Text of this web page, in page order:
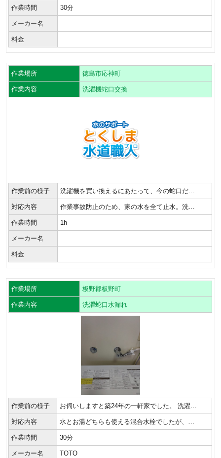
作業時間 30分
メーカー名
料金
作業場所 徳島市応神町
作業内容 洗濯機蛇口交換
作業前の様子 洗濯機を買い換えるにあたって、今の蛇口だ…
対応内容 作業事故防止のため、家の水を全て止水。洗…
作業時間 1h
メーカー名
料金
作業場所 板野郡板野町
作業内容 洗濯蛇口水漏れ
作業前の様子 お伺いしますと築24年の一軒家でした。 洗濯…
対応内容 水とお湯どちらも使える混合水栓でしたが、…
作業時間 30分
メーカー名 TOTO